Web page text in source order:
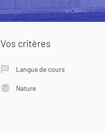
Vos critères
Langue de cours
Nature